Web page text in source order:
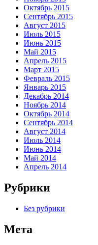
Октябрь 2015
Сентябрь 2015
Август 2015
Июль 2015
Июнь 2015
Май 2015
Апрель 2015
Март 2015
Февраль 2015
Январь 2015
Декабрь 2014
Ноябрь 2014
Октябрь 2014
Сентябрь 2014
Август 2014
Июль 2014
Июнь 2014
Май 2014
Апрель 2014
Рубрики
Без рубрики
Мета